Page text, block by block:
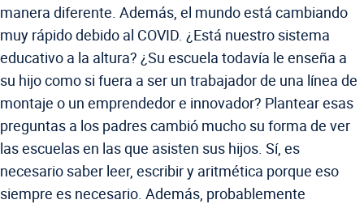
manera diferente. Además, el mundo está cambiando
muy rápido debido al COVID. ¿Está nuestro sistema
educativo a la altura? ¿Su escuela todavía le enseña a
su hijo como si fuera a ser un trabajador de una línea de
montaje o un emprendedor e innovador? Plantear esas
preguntas a los padres cambió mucho su forma de ver
las escuelas en las que asisten sus hijos. Sí, es
necesario saber leer, escribir y aritmética porque eso
siempre es necesario. Además, probablemente